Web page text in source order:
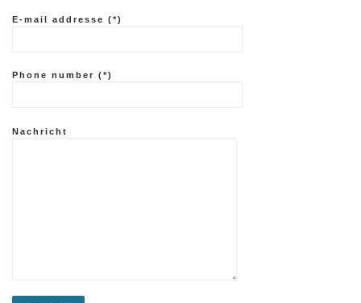
E-mail addresse (*)
Phone number (*)
Nachricht